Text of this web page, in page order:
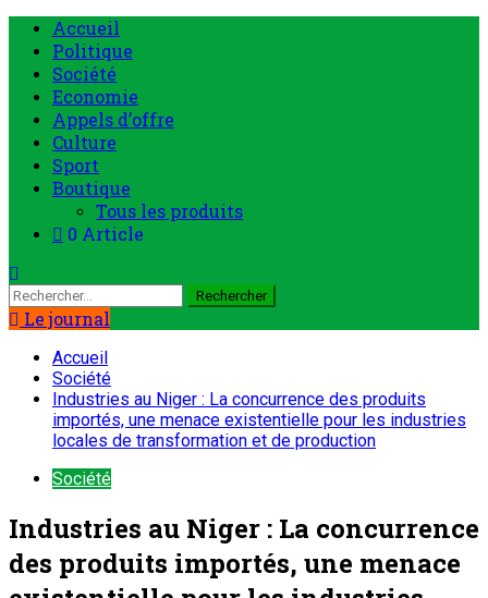
Accueil
Politique
Société
Economie
Appels d’offre
Culture
Sport
Boutique
Tous les produits
0 Article
Le journal
Accueil
Société
Industries au Niger : La concurrence des produits
importés, une menace existentielle pour les industries
locales de transformation et de production
Société
Industries au Niger : La concurrence
des produits importés, une menace